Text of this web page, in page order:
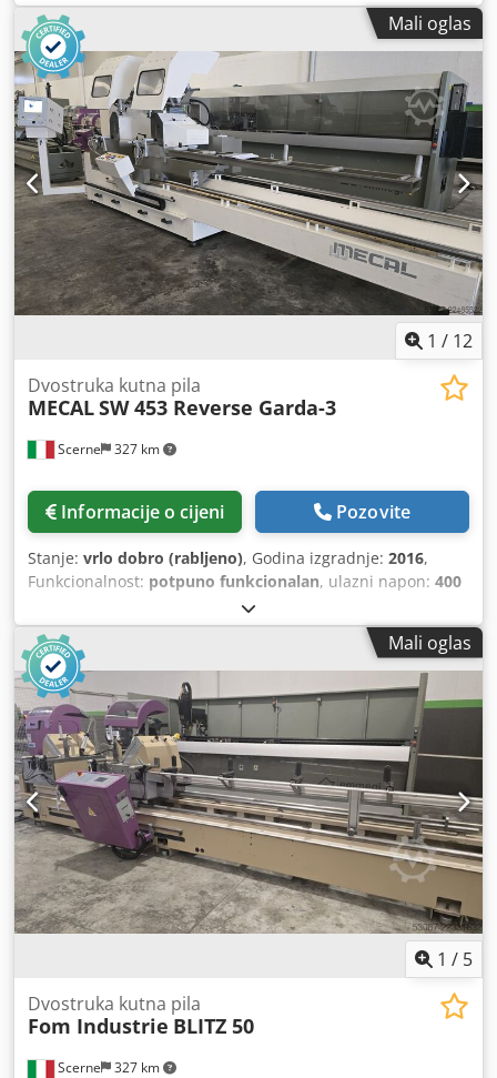
maksimalna brzina okretanja:3.000 okret/min, ukupna
masa:600 kg Mali oglas
1 / 12
Scerne 327 km
Dvostruka kutna pila
MECALSW 453 Reverse Garda-3
Informacije o cijeni Pozovite
Stanje: vrlo dobro (rabljeno), Godina izgradnje: 2016,
Funkcionalnost: potpuno funkcionalan, ulazni napon: 400
Mali oglas
1 / 5
Scerne 327 km
Dvostruka kutna pila
Fom Industrie BLITZ 50